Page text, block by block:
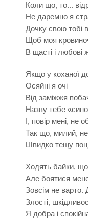
Коли що, то...
Не даремно я
Дочку свою тобі
Щоб моя
В щасті і любові
Якщо у коханої
Осяйні я очі
Від заміжжя
Назву тебе
І, повір мені, не
Так що, милий,
Швидко тещу
Ходять байки,
Але боятися
Зовсім не варто.
Злості,
Я добра і